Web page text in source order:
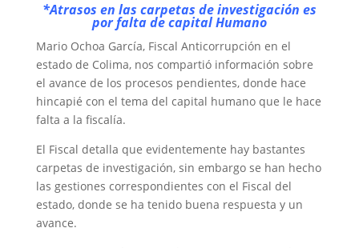
*Atrasos en las carpetas de investigación es
por falta de capital Humano
Mario Ochoa García, Fiscal Anticorrupción en el
estado de Colima, nos compartió información sobre
el avance de los procesos pendientes, donde hace
hincapié con el tema del capital humano que le hace
falta a la fiscalía.
El Fiscal detalla que evidentemente hay bastantes
carpetas de investigación, sin embargo se han hecho
las gestiones correspondientes con el Fiscal del
estado, donde se ha tenido buena respuesta y un
avance.